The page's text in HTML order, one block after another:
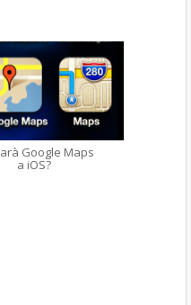
Google Maps
a iOS?